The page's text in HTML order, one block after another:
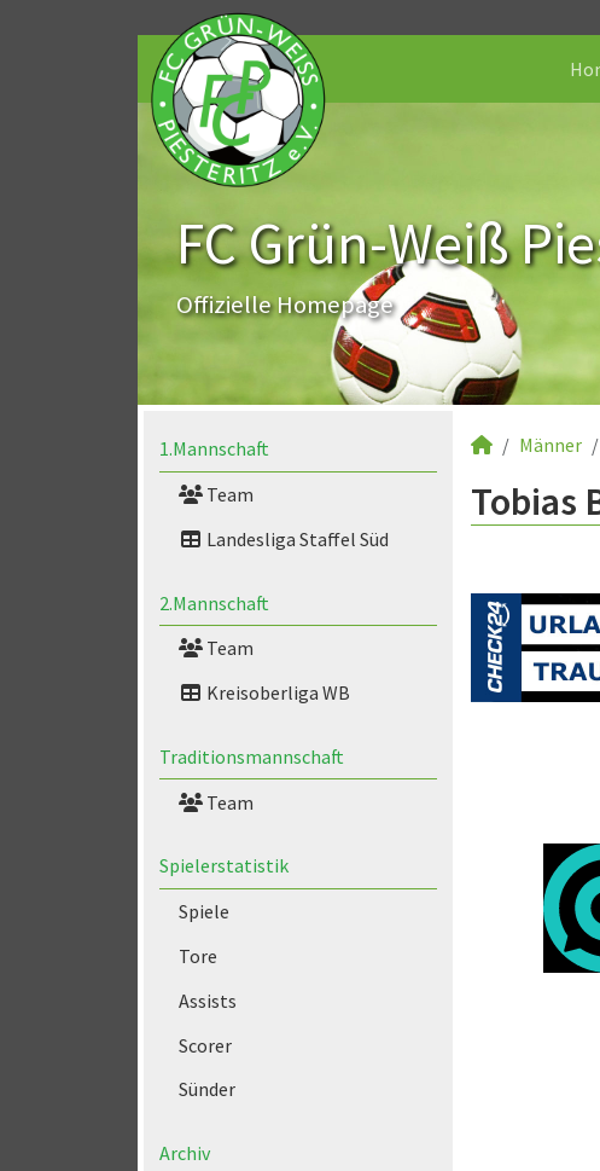
FC Grün-Weiß
Offizielle Homepage
1.Mannschaft
Team
Landesliga Staffel Süd
2.Mannschaft
Team
Kreisoberliga WB
Traditionsmannschaft
Team
Spielerstatistik
Spiele
Tore
Assists
Scorer
Sünder
Archiv
Männer
Tobias